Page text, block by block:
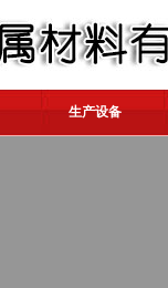
生产设备